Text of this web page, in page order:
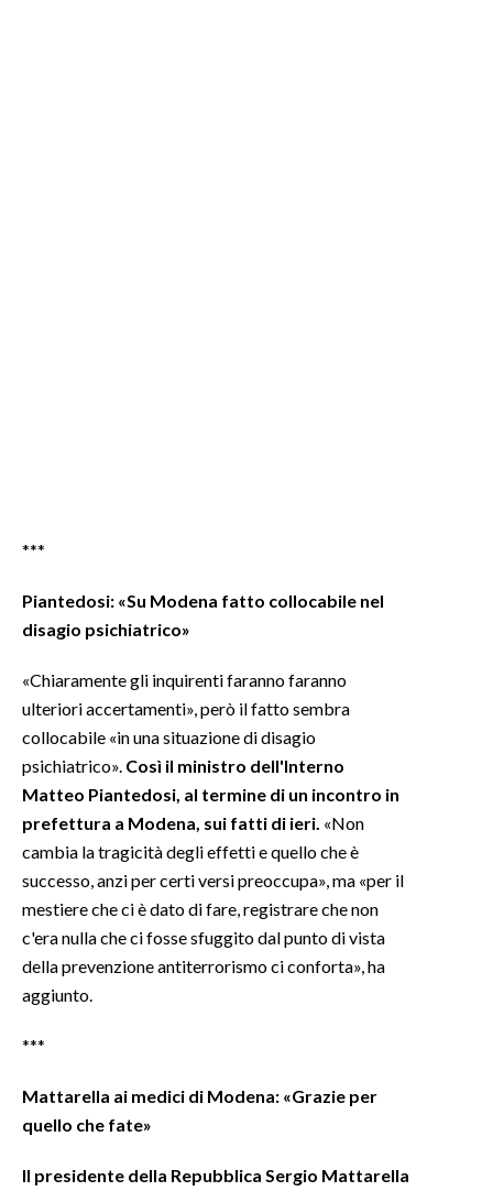
***
Piantedosi: «Su Modena fatto collocabile nel
disagio psichiatrico»
«Chiaramente gli inquirenti faranno faranno
ulteriori accertamenti», però il fatto sembra
collocabile «in una situazione di disagio
psichiatrico». Così il ministro dell'Interno
Matteo Piantedosi, al termine di un incontro in
prefettura a Modena, sui fatti di ieri. «Non
cambia la tragicità degli effetti e quello che è
successo, anzi per certi versi preoccupa», ma «per il
mestiere che ci è dato di fare, registrare che non
c'era nulla che ci fosse sfuggito dal punto di vista
della prevenzione antiterrorismo ci conforta», ha
aggiunto.
***
Mattarella ai medici di Modena: «Grazie per
quello che fate»
Il presidente della Repubblica Sergio Mattarella